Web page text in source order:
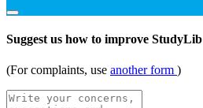
Suggest us how to improve StudyLib
(For complaints, use another form )